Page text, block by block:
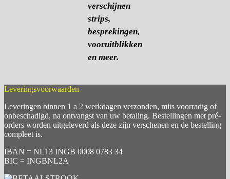
verschijnen
strips,
besprekingen,
vooruitblikken
en meer.
Leveringsvoorwaarden
Leveringen binnen 1 a 2 werkdagen verzonden, mits voorradig of
onbeschadigd, na ontvangst van uw betaling. Bestellingen met pré-
orders worden uitgeleverd als deze zijn verschenen en de bestelling
compleet is.
IBAN = NL13 INGB 0008 0783 34
BIC = INGBNL2A